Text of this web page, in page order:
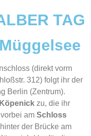
TAG
(direkt vorm
312) folgt ihr der
Berlin (Zentrum).
zu, die ihr
am Schloss
der Brücke am